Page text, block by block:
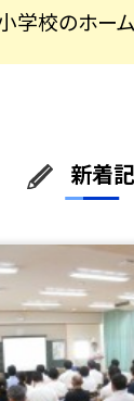
学校のホーム
新着